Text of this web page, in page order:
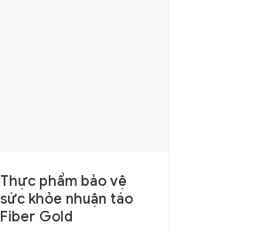
Thực phẩm bảo vệ
sức khỏe nhuận táo
Fiber Gold